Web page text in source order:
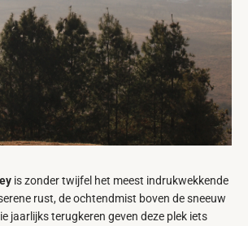
is zonder twijfel het meest indrukwekkende
rust, de ochtendmist boven de sneeuw
jaarlijks terugkeren geven deze plek iets